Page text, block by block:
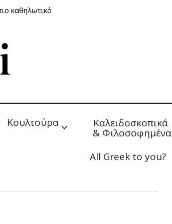
καθηλωτικό
Κουλτούρα Καλειδοσκοπικά
& Φιλοσοφημένα
All Greek to you?